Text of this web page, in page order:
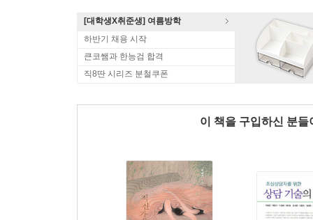
[대학생X취준생] 여름방학
하반기 채용 시작
큰코쌤과 한능검 합격
직8딴 시리즈 분철쿠폰
이 책을 구입하신 분